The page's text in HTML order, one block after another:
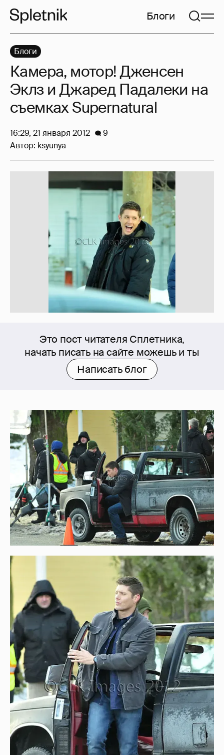
Блоги
Это пост читателя Сплетника,
начать писать на сайте можешь и ты
Написать блог
Блоги
Камера, мотор! Дженсен
Эклз и Джаред Падалеки на
съемках Supernatural
16:29, 21 января 2012
9
Автор: ksyunya